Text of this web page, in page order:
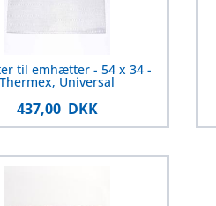
til emhætter - 54 x 34 -
Thermex, Universal
437,00 DKK